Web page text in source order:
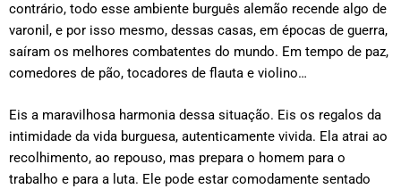
contrário, todo esse ambiente burguês alemão recende algo de
varonil, e por isso mesmo, dessas casas, em épocas de guerra,
saíram os melhores combatentes do mundo. Em tempo de paz,
comedores de pão, tocadores de flauta e violino…
Eis a maravilhosa harmonia dessa situação. Eis os regalos da
intimidade da vida burguesa, autenticamente vivida. Ela atrai ao
recolhimento, ao repouso, mas prepara o homem para o
trabalho e para a luta. Ele pode estar comodamente sentado